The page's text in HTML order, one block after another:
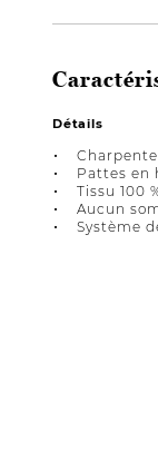
Détails
Pattes en
Tissu 100
Aucun
Système